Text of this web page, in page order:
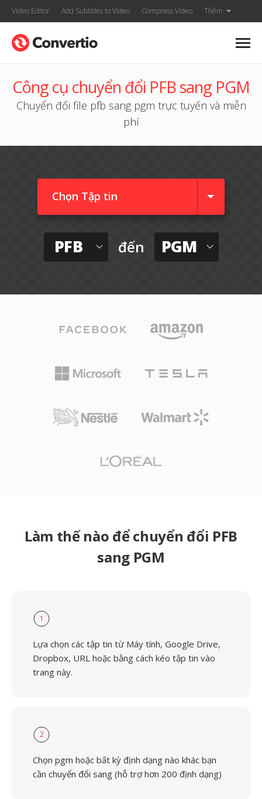
Video Editor Add Subtitles to Video Compress Video Thêm
Công cụ chuyển đổi PFB sang PGM
Chuyển đổi file pfb sang pgm trực tuyến và miễn
phí
Chọn Tập tin
PFB đến PGM
Làm thế nào để chuyển đổi PFB
sang PGM
1
Lựa chọn các tập tin từ Máy tính, Google Drive,
Dropbox, URL hoặc bằng cách kéo tập tin vào
trang này.
2
Chọn pgm hoặc bất kỳ định dạng nào khác bạn
cần chuyển đổi sang (hỗ trợ hơn 200 định dạng)